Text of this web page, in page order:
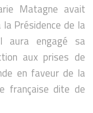
Matagne avait
la Présidence de la
aura engagé sa
aux prises de
en faveur de la
française dite de